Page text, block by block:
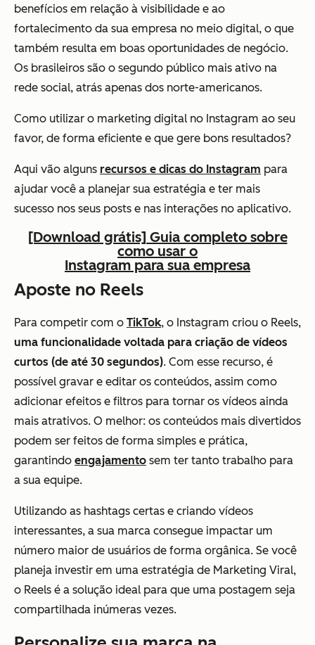
benefícios em relação à visibilidade e ao
fortalecimento da sua empresa no meio digital, o que
também resulta em boas oportunidades de negócio.
Os brasileiros são o segundo público mais ativo na
rede social, atrás apenas dos norte-americanos.
Como utilizar o marketing digital no Instagram ao seu
favor, de forma eficiente e que gere bons resultados?
Aqui vão alguns recursos e dicas do Instagram para
ajudar você a planejar sua estratégia e ter mais
sucesso nos seus posts e nas interações no aplicativo.
[Download grátis] Guia completo sobre
como usar o
Instagram para sua empresa
Aposte no Reels
Para competir com o TikTok, o Instagram criou o Reels,
uma funcionalidade voltada para criação de vídeos
curtos (de até 30 segundos). Com esse recurso, é
possível gravar e editar os conteúdos, assim como
adicionar efeitos e filtros para tornar os vídeos ainda
mais atrativos. O melhor: os conteúdos mais divertidos
podem ser feitos de forma simples e prática,
garantindo engajamento sem ter tanto trabalho para
a sua equipe.
Utilizando as hashtags certas e criando vídeos
interessantes, a sua marca consegue impactar um
número maior de usuários de forma orgânica. Se você
planeja investir em uma estratégia de Marketing Viral,
o Reels é a solução ideal para que uma postagem seja
compartilhada inúmeras vezes.